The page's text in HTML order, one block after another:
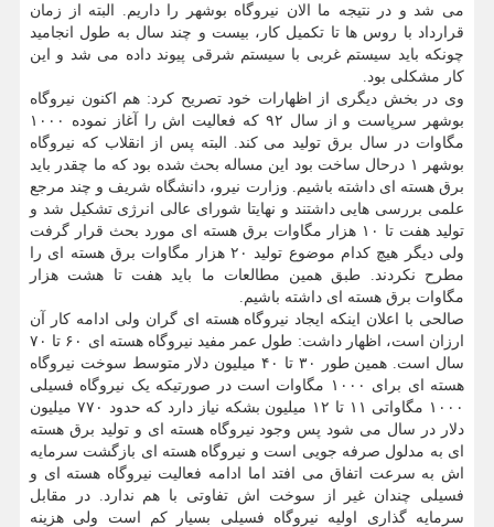
می شد و در نتیجه ما الان نیروگاه بوشهر را داریم. البته از زمان
قرارداد با روس ها تا تکمیل کار، بیست و چند سال به طول انجامید
چونکه باید سیستم غربی با سیستم شرقی پیوند داده می شد و این
کار مشکلی بود.
وی در بخش دیگری از اظهارات خود تصریح کرد: هم اکنون نیروگاه
بوشهر سرپاست و از سال ۹۲ که فعالیت اش را آغاز نموده ۱۰۰۰
مگاوات در سال برق تولید می کند. البته پس از انقلاب که نیروگاه
بوشهر ۱ درحال ساخت بود این مساله بحث شده بود که ما چقدر باید
برق هسته ای داشته باشیم. وزارت نیرو، دانشگاه شریف و چند مرجع
علمی بررسی هایی داشتند و نهایتا شورای عالی انرژی تشکیل شد و
تولید هفت تا ۱۰ هزار مگاوات برق هسته ای مورد بحث قرار گرفت
ولی دیگر هیچ کدام موضوع تولید ۲۰ هزار مگاوات برق هسته ای را
مطرح نکردند. طبق همین مطالعات ما باید هفت تا هشت هزار
مگاوات برق هسته ای داشته باشیم.
صالحی با اعلان اینکه ایجاد نیروگاه هسته ای گران ولی ادامه کار آن
ارزان است، اظهار داشت: طول عمر مفید نیروگاه هسته ای ۶۰ تا ۷۰
سال است. همین طور ۳۰ تا ۴۰ میلیون دلار متوسط سوخت نیروگاه
هسته ای برای ۱۰۰۰ مگاوات است در صورتیکه یک نیروگاه فسیلی
۱۰۰۰ مگاواتی ۱۱ تا ۱۲ میلیون بشکه نیاز دارد که حدود ۷۷۰ میلیون
دلار در سال می شود پس وجود نیروگاه هسته ای و تولید برق هسته
ای به مدلول صرفه جویی است و نیروگاه هسته ای بازگشت سرمایه
اش به سرعت اتفاق می افتد اما ادامه فعالیت نیروگاه هسته ای و
فسیلی چندان غیر از سوخت اش تفاوتی با هم ندارد. در مقابل
سرمایه گذاری اولیه نیروگاه فسیلی بسیار کم است ولی هزینه